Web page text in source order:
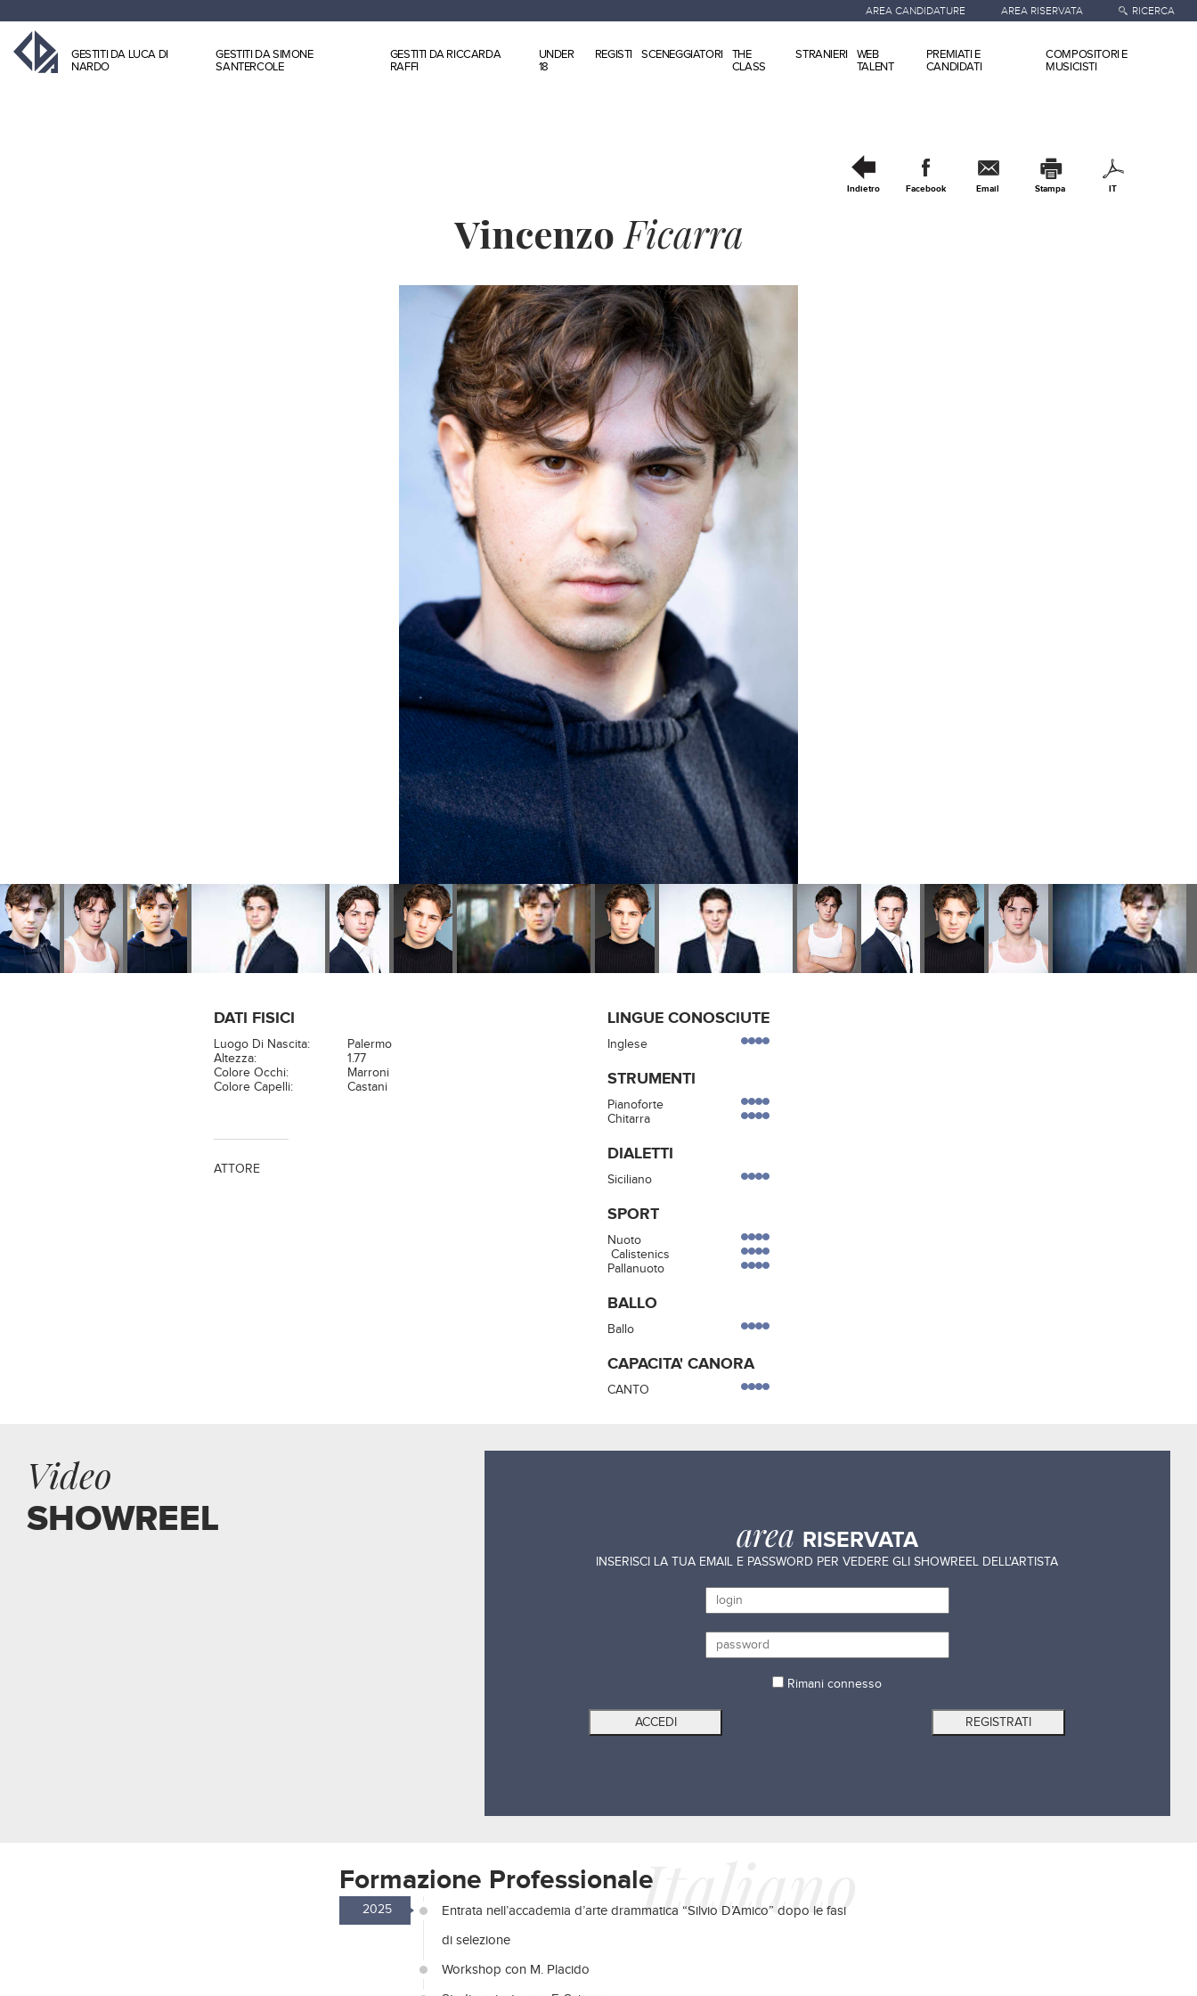
AREA CANDIDATURE AREA RISERVATA RICERCA
GESTITI DA LUCA DI
NARDO
GESTITI DA SIMONE
SANTERCOLE
GESTITI DA RICCARDA
RAFFI
UNDER
18
REGISTI SCENEGGIATORI
THE
CLASS
STRANIERI
WEB
TALENT
PREMIATI E
CANDIDATI
COMPOSITORI E
MUSICISTI
Indietro Facebook Email Stampa IT
Vincenzo Ficarra
DATI FISICI
Luogo Di Nascita:
Palermo
Altezza:
1.77
Colore Occhi:
Marroni
Colore Capelli:
Castani
ATTORE
LINGUE CONOSCIUTE
Inglese
STRUMENTI
Pianoforte
Chitarra
DIALETTI
Siciliano
SPORT
Nuoto
Calistenics
Pallanuoto
BALLO
Ballo
CAPACITA' CANORA
CANTO
Video
SHOWREEL area RISERVATA
INSERISCI LA TUA EMAIL E PASSWORD PER VEDERE GLI SHOWREEL DELL'ARTISTA
Rimani connesso
Italiano
Formazione Professionale
2025
Entrata nell’accademia d’arte drammatica “Silvio D’Amico” dopo le fasi
di selezione
Workshop con M. Placido